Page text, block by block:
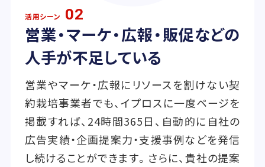
活用シーン 02
営業・マーケ・広報・販促などの
人手が不足している
営業やマーケ・広報にリソースを割けない契
約栽培事業者でも、イプロスに一度ページを
掲載すれば、24時間365日、自動的に自社の
広告実績・企画提案力・支援事例などを発信
し続けることができます。さらに、貴社の提案